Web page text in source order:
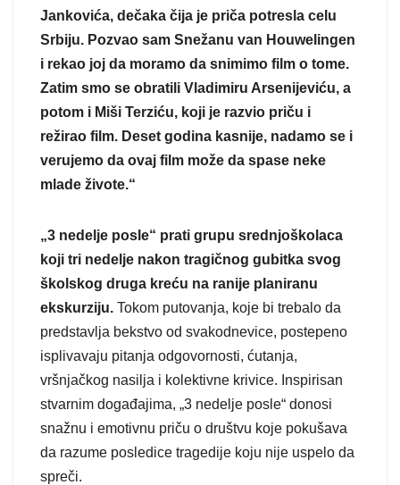
Jankovića, dečaka čija je priča potresla celu
Srbiju. Pozvao sam Snežanu van Houwelingen
i rekao joj da moramo da snimimo film o tome.
Zatim smo se obratili Vladimiru Arsenijeviću, a
potom i Miši Terziću, koji je razvio priču i
režirao film. Deset godina kasnije, nadamo se i
verujemo da ovaj film može da spase neke
mlade živote.“
„3 nedelje posle“ prati grupu srednjoškolaca
koji tri nedelje nakon tragičnog gubitka svog
školskog druga kreću na ranije planiranu
ekskurziju. Tokom putovanja, koje bi trebalo da
predstavlja bekstvo od svakodnevice, postepeno
isplivavaju pitanja odgovornosti, ćutanja,
vršnjačkog nasilja i kolektivne krivice. Inspirisan
stvarnim događajima, „3 nedelje posle“ donosi
snažnu i emotivnu priču o društvu koje pokušava
da razume posledice tragedije koju nije uspelo da
spreči.